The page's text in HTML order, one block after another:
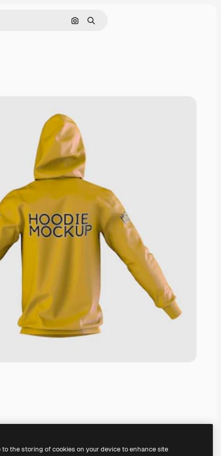
Rechercher par image
Rechercher
to the storing of cookies on your device to enhance site